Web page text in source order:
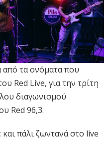
από τα ονόματα που
Red Live, για την τρίτη
διαγωνισμού
Red 96,3.
πάλι ζωντανά στο live